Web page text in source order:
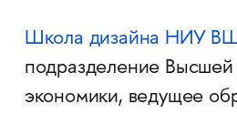
Школа дизайна НИУ
подразделение
экономики, ведущее